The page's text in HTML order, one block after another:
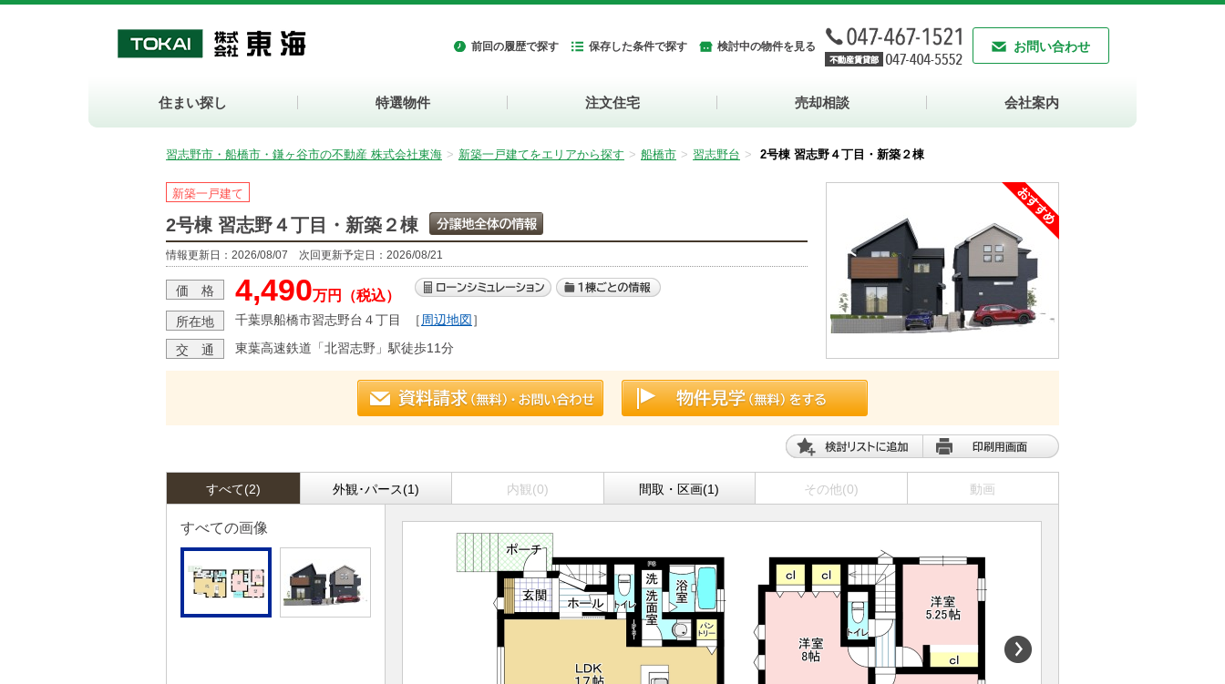
前回の履歴で探す 保存した条件で探す 検討中の物件を見る お問い合わせ
住まい探し 特選物件 注文住宅 売却相談 会社案内
習志野市・船橋市・鎌ヶ谷市の不動産 株式会社東海 新築一戸建てをエリアから探す 船橋市 習志野台 2号棟 習志野４丁目・新築２棟
新築一戸建て
2号棟 習志野４丁目・新築２棟
情報更新日：2026/08/07 次回更新予定日：2026/08/21
価 格 4,490万円（税込）
所在地 千葉県船橋市習志野台４丁目 ［周辺地図 ］
交 通 東葉高速鉄道「北習志野」駅徒歩11分
すべて(2) 外観･パース(1) 内観(0) 間取・区画(1) その他(0) 動画
すべての画像